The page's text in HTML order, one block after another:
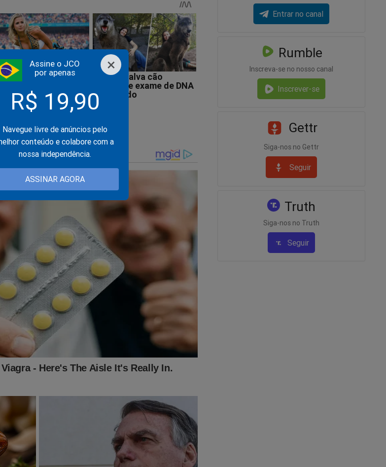
×
Assine o JCO
por apenas
R$ 19,90
Navegue livre de anúncios pelo
conteúdo e colabore com a
nossa independência.
ASSINAR AGORA
uma significativa perda para o terrorismo no
o STF e expõem algo perturbador para a
volta ao palco, faz piada sobre o câncer de
polêmica
internacionais que podem atingir o ministro
já foi vítima da perseguição e censura imposta pelo
graças a ajuda de nossos assinantes e parceiros
considere se tornar um
assinante,
o que lhe dará
conservador do Brasil e ter acesso exclusivo ao
Entrar no canal
Rumble
Inscreva-se no nosso canal
Inscrever-se
Gettr
Siga-nos no Gettr
Seguir
Truth
Siga-nos no Truth
Seguir